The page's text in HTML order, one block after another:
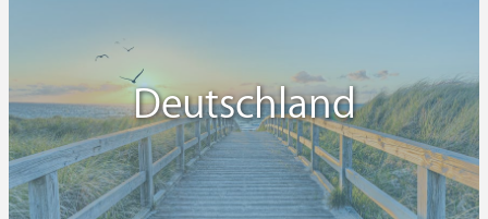
Deutschland